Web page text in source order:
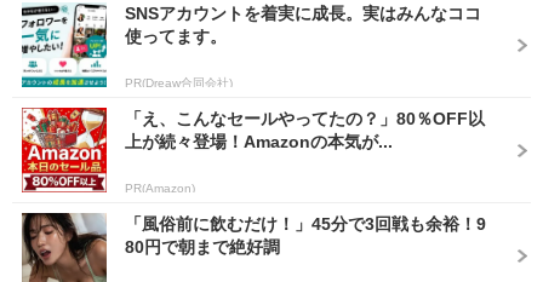
SNSアカウントを着実に成長。実はみんなココ
使ってます。
PR(Dreaw合同会社)
「え、こんなセールやってたの？」80％OFF以
上が続々登場！Amazonの本気が...
PR(Amazon)
「風俗前に飲むだけ！」45分で3回戦も余裕！9
80円で朝まで絶好調